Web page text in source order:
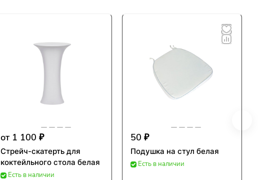
от 1 100 ₽
Стрейч-скатерть для
коктейльного стола белая
Есть в наличии
50 ₽
Подушка на стул белая
Есть в наличии